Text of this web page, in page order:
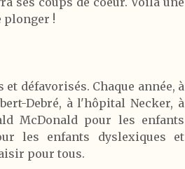
plonger !
défavorisés. Chaque année, à
Debré, à l'hôpital Necker, à
McDonald pour les enfants
les enfants dyslexiques et
pour tous.